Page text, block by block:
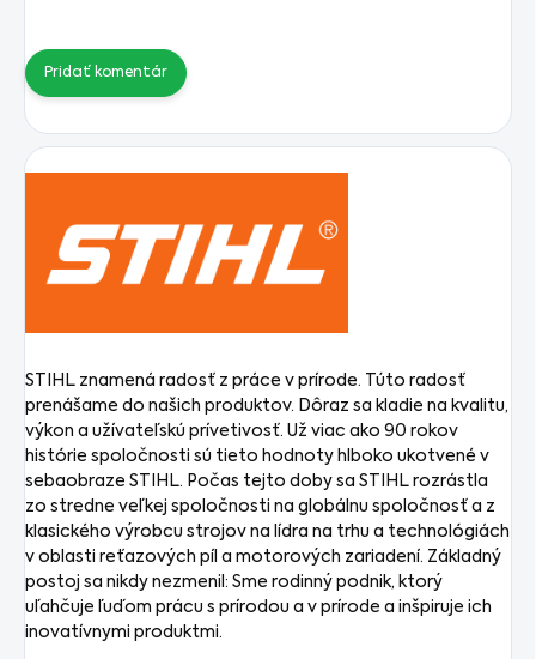
Pridať komentár
STIHL znamená radosť z práce v prírode. Túto radosť
prenášame do našich produktov. Dôraz sa kladie na kvalitu,
výkon a užívateľskú prívetivosť. Už viac ako 90 rokov
histórie spoločnosti sú tieto hodnoty hlboko ukotvené v
sebaobraze STIHL. Počas tejto doby sa STIHL rozrástla
zo stredne veľkej spoločnosti na globálnu spoločnosť a z
klasického výrobcu strojov na lídra na trhu a technológiách
v oblasti reťazových píl a motorových zariadení. Základný
postoj sa nikdy nezmenil: Sme rodinný podnik, ktorý
uľahčuje ľuďom prácu s prírodou a v prírode a inšpiruje ich
inovatívnymi produktmi.